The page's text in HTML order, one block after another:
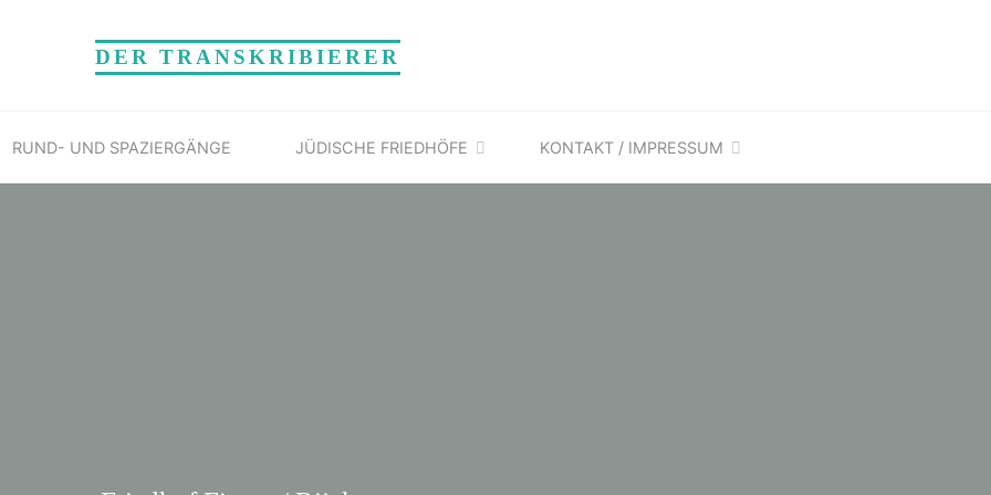
DER TRANSKRIBIERER
RUND- UND SPAZIERGÄNGE JÜDISCHE FRIEDHÖFE KONTAKT / IMPRESSUM